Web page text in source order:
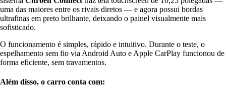
uma das maiores entre os rivais diretos — e agora possui bordas
ultrafinas em preto brilhante, deixando o painel visualmente mais
sofisticado.
O funcionamento é simples, rápido e intuitivo. Durante o teste, o
espelhamento sem fio via Android Auto e Apple CarPlay funcionou de
forma eficiente, sem travamentos.
Além disso, o carro conta com: